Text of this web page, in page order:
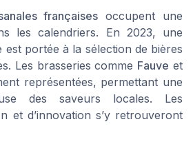
françaises occupent une
les calendriers. En 2023, une
portée à la sélection de bières
Les brasseries comme Fauve et
représentées, permettant une
des saveurs locales. Les
et d’innovation s’y retrouveront